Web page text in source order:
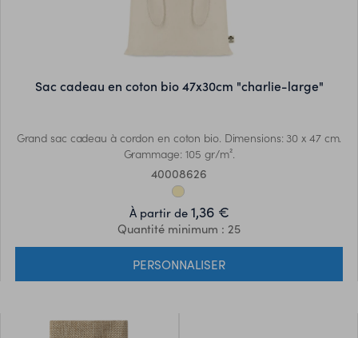
sac cadeau en coton bio 47x30cm "charlie-large"
Grand sac cadeau à cordon en coton bio. Dimensions: 30 x 47 cm.
Grammage: 105 gr/m².
40008626
À partir de 1,36 €
Quantité minimum : 25
PERSONNALISER